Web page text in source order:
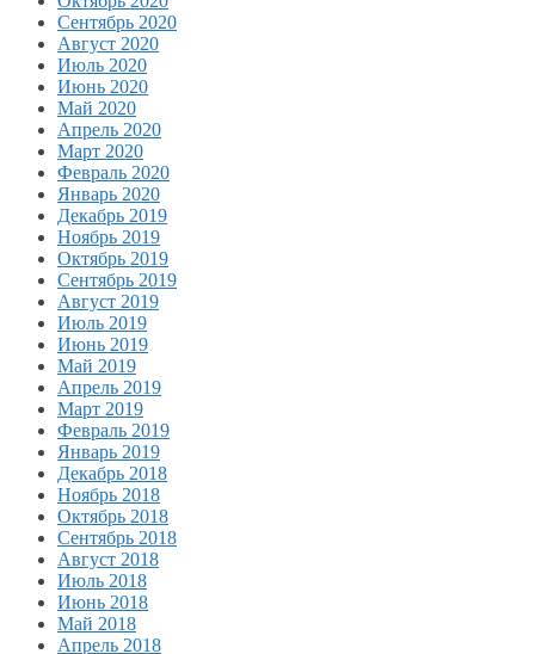
Сентябрь 2020
Август 2020
Июль 2020
Июнь 2020
Май 2020
Апрель 2020
Март 2020
Февраль 2020
Январь 2020
Декабрь 2019
Ноябрь 2019
Октябрь 2019
Сентябрь 2019
Август 2019
Июль 2019
Июнь 2019
Май 2019
Апрель 2019
Март 2019
Февраль 2019
Январь 2019
Декабрь 2018
Ноябрь 2018
Октябрь 2018
Сентябрь 2018
Август 2018
Июль 2018
Июнь 2018
Май 2018
Апрель 2018